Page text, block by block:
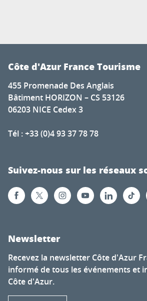
Côte d'Azur France Tourisme
455 Promenade Des Anglais
Bâtiment HORIZON – CS 53126
06203 NICE Cedex 3
Tél : +33 (0)4 93 37 78 78
Suivez-nous sur les réseaux
Newsletter
Recevez la newsletter Côte d'Azur
informé de tous les événements et
Côte d'Azur.